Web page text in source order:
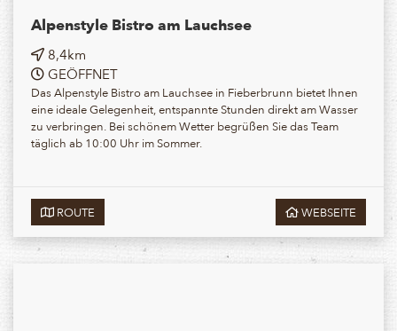
Alpenstyle Bistro am Lauchsee
8,4km
GEÖFFNET
Das Alpenstyle Bistro am Lauchsee in Fieberbrunn bietet Ihnen
eine ideale Gelegenheit, entspannte Stunden direkt am Wasser
zu verbringen. Bei schönem Wetter begrüßen Sie das Team
täglich ab 10:00 Uhr im Sommer.
ROUTE WEBSEITE